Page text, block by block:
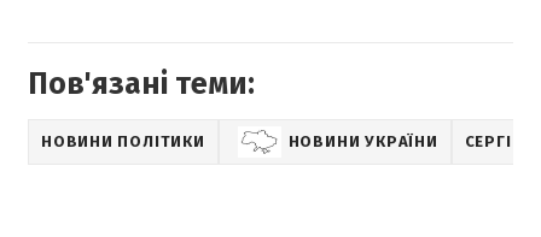
Пов'язані теми:
НОВИНИ ПОЛІТИКИ НОВИНИ УКРАЇНИ СЕРГІЙ